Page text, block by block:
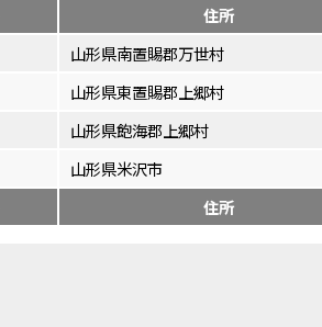
住所
山形県南置賜郡万世村
山形県東置賜郡上郷村
山形県飽海郡上郷村
山形県米沢市
住所